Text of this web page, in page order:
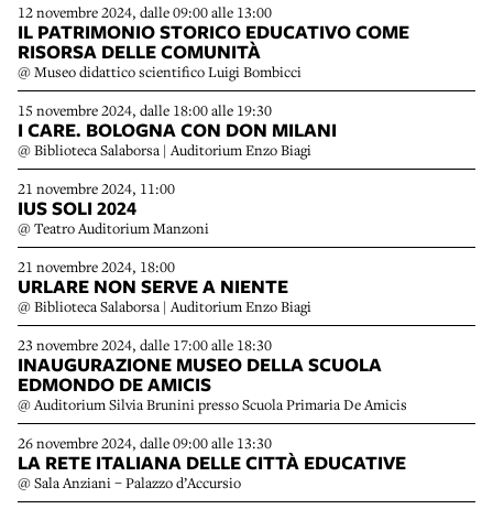
12 novembre 2024, dalle 09:00 alle 13:00
IL PATRIMONIO STORICO EDUCATIVO COME
RISORSA DELLE COMUNITÀ
@ Museo didattico scientifico Luigi Bombicci
15 novembre 2024, dalle 18:00 alle 19:30
I CARE. BOLOGNA CON DON MILANI
@ Biblioteca Salaborsa | Auditorium Enzo Biagi
21 novembre 2024, 11:00
IUS SOLI 2024
@ Teatro Auditorium Manzoni
21 novembre 2024, 18:00
URLARE NON SERVE A NIENTE
@ Biblioteca Salaborsa | Auditorium Enzo Biagi
23 novembre 2024, dalle 17:00 alle 18:30
INAUGURAZIONE MUSEO DELLA SCUOLA
EDMONDO DE AMICIS
@ Auditorium Silvia Brunini presso Scuola Primaria De Amicis
26 novembre 2024, dalle 09:00 alle 13:30
LA RETE ITALIANA DELLE CITTÀ EDUCATIVE
@ Sala Anziani – Palazzo d’Accursio